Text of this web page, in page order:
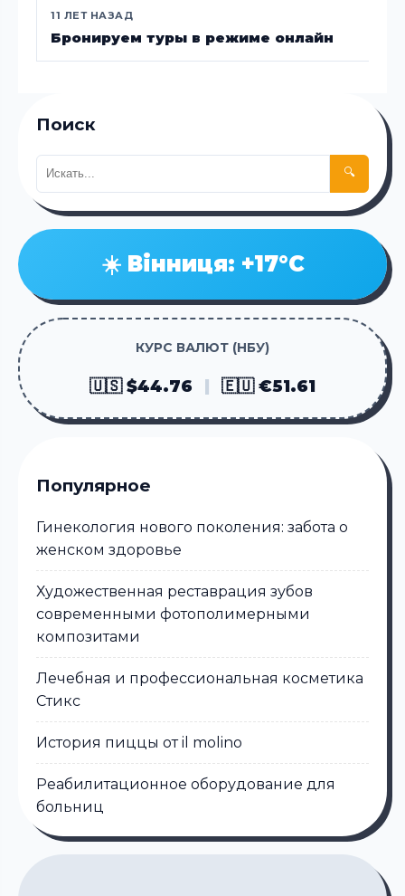
11 ЛЕТ НАЗАД
Бронируем туры в режиме онлайн
Поиск
🔍
☀️ Вінниця: +17°C
КУРС ВАЛЮТ (НБУ)
🇺🇸 $44.76 🇪🇺 €51.61
Популярное
Гинекология нового поколения: забота о
женском здоровье
Художественная реставрация зубов
современными фотополимерными
композитами
Лечебная и профессиональная косметика
Стикс
История пиццы от il molino
Реабилитационное оборудование для
больниц